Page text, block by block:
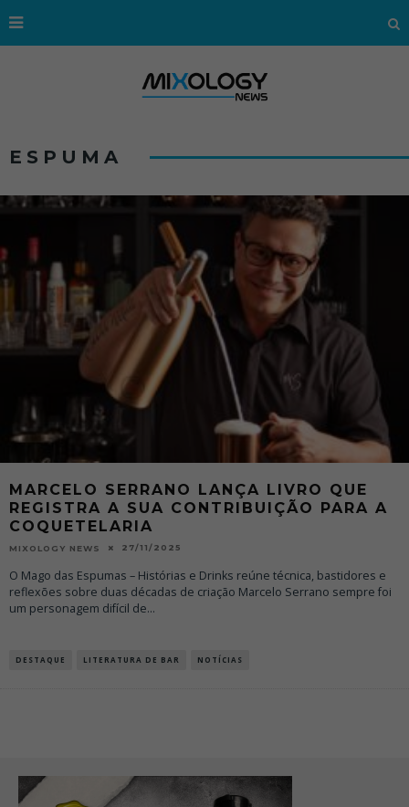
ESPUMA
MARCELO SERRANO LANÇA LIVRO QUE
REGISTRA A SUA CONTRIBUIÇÃO PARA A
COQUETELARIA
MIXOLOGY NEWS 27/11/2025
O Mago das Espumas – Histórias e Drinks reúne técnica, bastidores e
reflexões sobre duas décadas de criação Marcelo Serrano sempre foi
um personagem difícil de...
DESTAQUE LITERATURA DE BAR NOTÍCIAS